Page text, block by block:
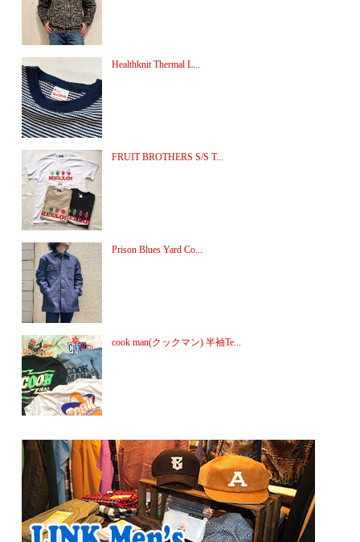
Healthknit Thermal L...
FRUIT BROTHERS S/S T...
Prison Blues Yard Co...
cook man(クックマン) 半袖Te...